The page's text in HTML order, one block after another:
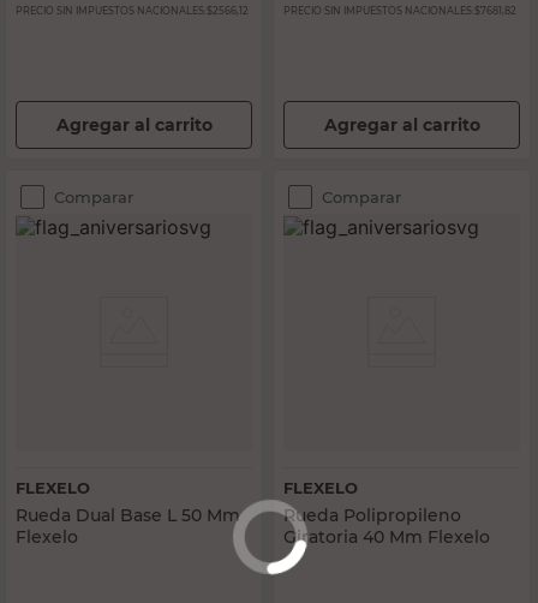
PRECIO SIN IMPUESTOS NACIONALES: $2566,12
Agregar al carrito
PRECIO SIN IMPUESTOS NACIONALES: $7681,82
Agregar al carrito
Comparar
FLEXELO
Rueda Dual Base L 50 Mm
Flexelo
Comparar
FLEXELO
Rueda Polipropileno
Giratoria 40 Mm Flexelo